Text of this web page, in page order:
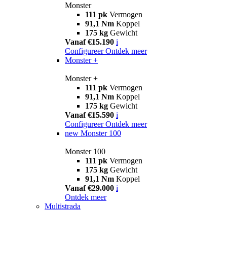
Monster
111 pk Vermogen
91,1 Nm Koppel
175 kg Gewicht
Vanaf €15.190 i
Configureer Ontdek meer
Monster +
Monster +
111 pk Vermogen
91,1 Nm Koppel
175 kg Gewicht
Vanaf €15.590 i
Configureer Ontdek meer
new Monster 100
Monster 100
111 pk Vermogen
175 kg Gewicht
91,1 Nm Koppel
Vanaf €29.000 i
Ontdek meer
Multistrada